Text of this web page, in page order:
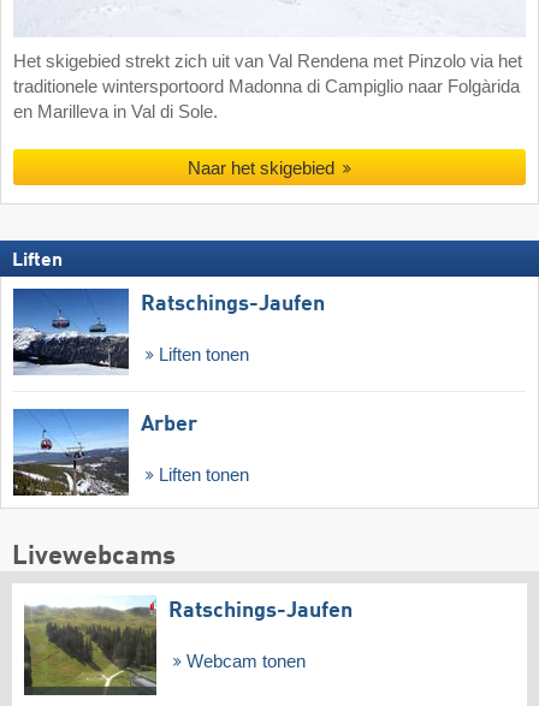
Het skigebied strekt zich uit van Val Rendena met Pinzolo via het
traditionele wintersportoord Madonna di Campiglio naar Folgàrida
en Marilleva in Val di Sole.
Naar het skigebied
Liften
Ratschings-Jaufen
Liften tonen
Arber
Liften tonen
Livewebcams
Ratschings-Jaufen
Webcam tonen